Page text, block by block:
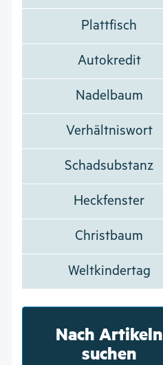
Plattfisch
Autokredit
Nadelbaum
Verhältniswort
Schadsubstanz
Heckfenster
Christbaum
Weltkindertag
Nach Artikeln
suchen